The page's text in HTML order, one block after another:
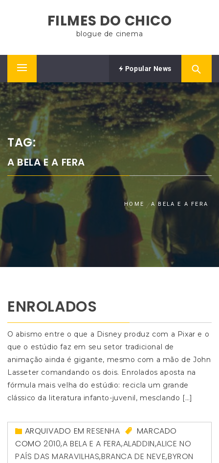
FILMES DO CHICO
blogue de cinema
Primary
Menu
Popular News
TAG:
A BELA E A FERA
HOME A BELA E A FERA
ENROLADOS
O abismo entre o que a Disney produz com a Pixar e o
que o estúdio faz em seu setor tradicional de
animação ainda é gigante, mesmo com a mão de John
Lasseter comandando os dois. Enrolados aposta na
fórmula mais velha do estúdio: recicla um grande
clássico da literatura infanto-juvenil, mesclando […]
ARQUIVADO EMRESENHA
MARCADO
COMO 2010,A BELA E A FERA,ALADDIN,ALICE NO
PAÍS DAS MARAVILHAS,BRANCA DE NEVE,BYRON